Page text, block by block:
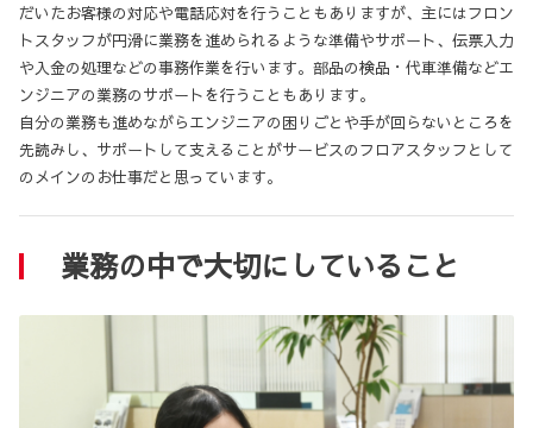
だいたお客様の対応や電話応対を行うこともありますが、主にはフロン
トスタッフが円滑に業務を進められるような準備やサポート、伝票入力
や入金の処理などの事務作業を行います。部品の検品・代車準備などエ
ンジニアの業務のサポートを行うこともあります。
自分の業務も進めながらエンジニアの困りごとや手が回らないところを
先読みし、サポートして支えることがサービスのフロアスタッフとして
のメインのお仕事だと思っています。
業務の中で大切にしていること